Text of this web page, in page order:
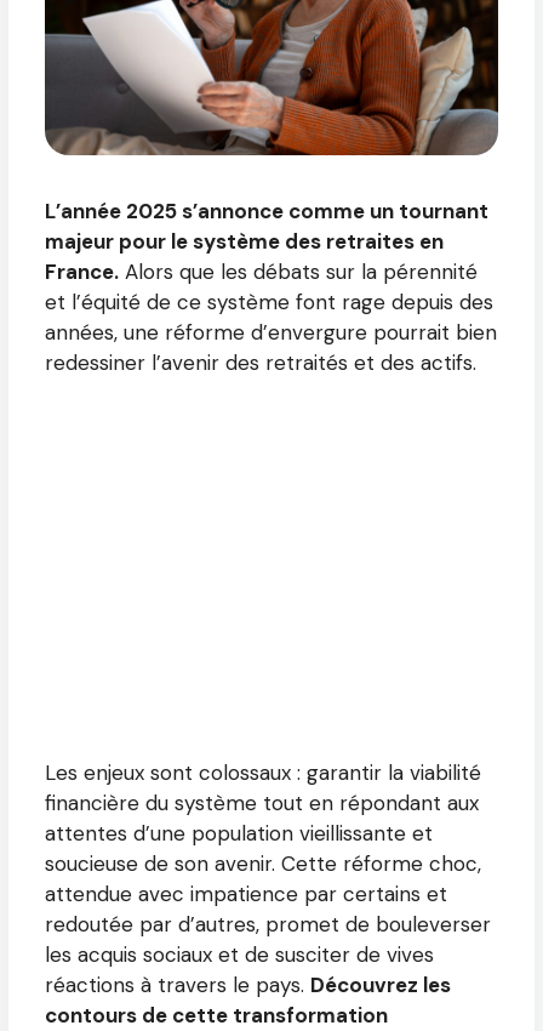
L’année 2025 s’annonce comme un tournant
majeur pour le système des retraites en
France. Alors que les débats sur la pérennité
et l’équité de ce système font rage depuis des
années, une réforme d’envergure pourrait bien
redessiner l’avenir des retraités et des actifs.
Les enjeux sont colossaux : garantir la viabilité
financière du système tout en répondant aux
attentes d’une population vieillissante et
soucieuse de son avenir. Cette réforme choc,
attendue avec impatience par certains et
redoutée par d’autres, promet de bouleverser
les acquis sociaux et de susciter de vives
réactions à travers le pays. Découvrez les
contours de cette transformation